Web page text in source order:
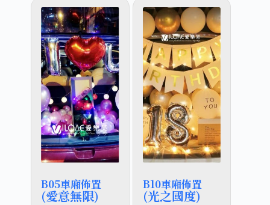
B05車廂佈置
(愛意無限)
B10車廂佈置
(光之國度)